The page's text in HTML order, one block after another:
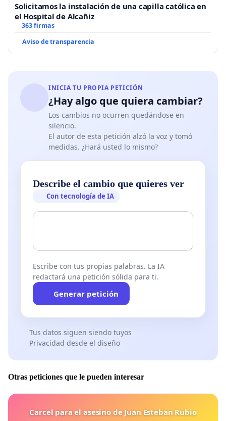
Solicitamos la instalación de una capilla católica en
el Hospital de Alcañiz
363 firmas
Aviso de transparencia
INICIA TU PROPIA PETICIÓN
¿Hay algo que quiera cambiar?
Los cambios no ocurren quedándose en
silencio.
El autor de esta petición alzó la voz y tomó
medidas. ¿Hará usted lo mismo?
Describe el cambio que quieres ver
Con tecnología de IA
Escribe con tus propias palabras. La IA
redactará una petición sólida para ti.
Generar petición
Tus datos siguen siendo tuyos
Privacidad desde el diseño
Otras peticiones que le pueden interesar
Carcel para el asesino de Juan Esteban Rubio